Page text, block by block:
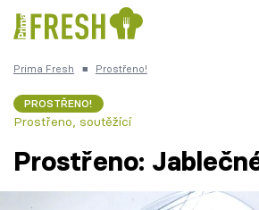
Česká kuchyně
Prima Fresh ■ Prostřeno!
PROSTŘENO!
Prostřeno, soutěžící
Prostřeno: